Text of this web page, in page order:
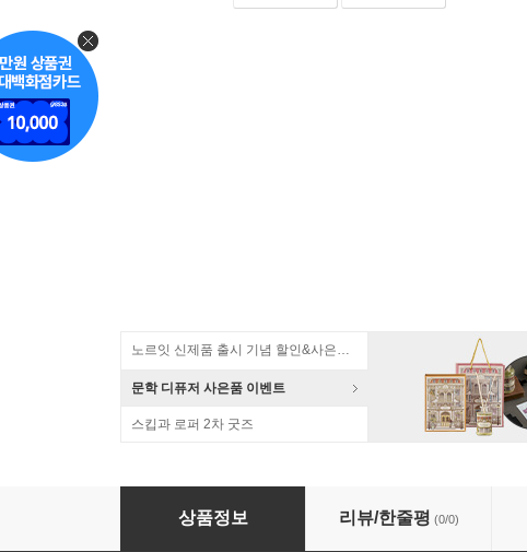
노르잇 신제품 출시 기념 할인&사은품 증정!
문학 디퓨저 사은품 이벤트
스킵과 로퍼 2차 굿즈
유즈비라이프 컬러펄 압축파우치 7종세트
상품정보 리뷰/한줄평 (0/0)